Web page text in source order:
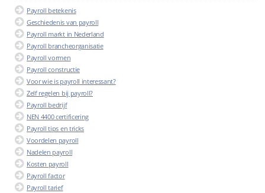
Payroll betekenis
Geschiedenis van payroll
Payroll markt in Nederland
Payroll brancheorganisatie
Payroll vormen
Payroll constructie
Voor wie is payroll interessant?
Zelf regelen bij payroll?
Payroll bedrijf
NEN 4400 certificering
Payroll tips en tricks
Voordelen payroll
Nadelen payroll
Kosten payroll
Payroll factor
Payroll tarief